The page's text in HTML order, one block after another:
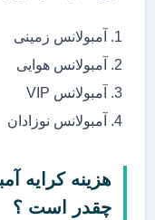
آمبولانس زمینی
آمبولانس هوایی
آمبولانس VIP
آمبولانس نوزادان
هزینه کرایه
چقدر است ؟